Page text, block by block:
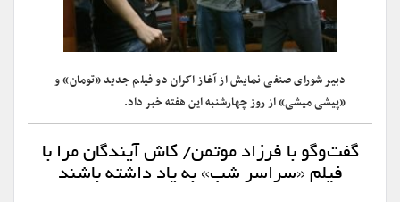
دبیر شورای صنفی نمایش از آغاز اکران دو فیلم جدید «تومان» و
«پیشی میشی» از روز چهارشنبه این هفته خبر داد.
گفت‌وگو با فرزاد موتمن/ کاش آیندگان مرا با
فیلم «سراسر شب» به یاد داشته باشند